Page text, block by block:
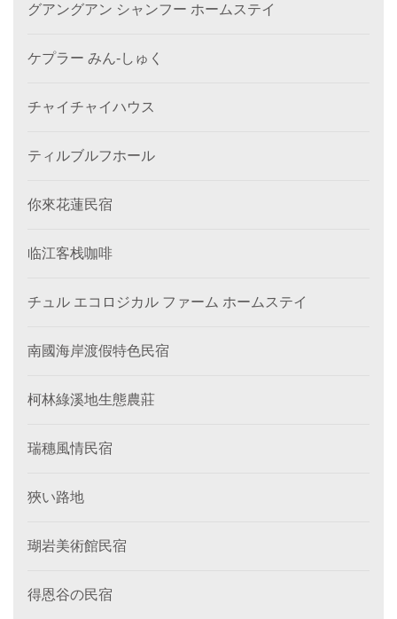
グアングアン シャンフー ホームステイ
ケプラー みん‐しゅく
チャイチャイハウス
ティルブルフホール
你來花蓮民宿
临江客栈咖啡
チュル エコロジカル ファーム ホームステイ
南國海岸渡假特色民宿
柯林綠溪地生態農莊
瑞穗風情民宿
狹い路地
瑚岩美術館民宿
得恩谷の民宿